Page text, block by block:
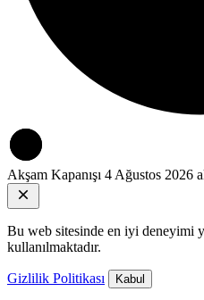
Akşam Kapanışı 4 Ağustos 2026
Bu web sitesinde en iyi deneyimi